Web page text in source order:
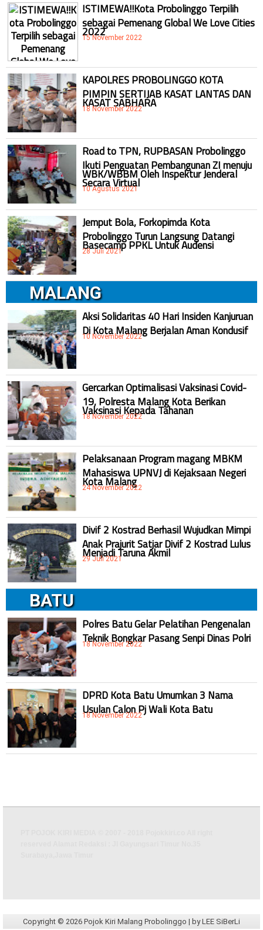
ISTIMEWA!!Kota Probolinggo Terpilih
sebagai Pemenang Global We Love Cities
2022
15 November 2022
KAPOLRES PROBOLINGGO KOTA
PIMPIN SERTIJAB KASAT LANTAS DAN
KASAT SABHARA
18 November 2022
Road to TPN, RUPBASAN Probolinggo
Ikuti Penguatan Pembangunan ZI menuju
WBK/WBBM Oleh Inspektur Jenderal
Secara Virtual
10 Agustus 2021
Jemput Bola, Forkopimda Kota
Probolinggo Turun Langsung Datangi
Basecamp PPKL Untuk Audensi
28 Juli 2021
MALANG
Aksi Solidaritas 40 Hari Insiden Kanjuruan
Di Kota Malang Berjalan Aman Kondusif
10 November 2022
Gercarkan Optimalisasi Vaksinasi Covid-
19, Polresta Malang Kota Berikan
Vaksinasi Kepada Tahanan
18 November 2022
Pelaksanaan Program magang MBKM
Mahasiswa UPNVJ di Kejaksaan Negeri
Kota Malang
24 November 2022
Divif 2 Kostrad Berhasil Wujudkan Mimpi
Anak Prajurit Satjar Divif 2 Kostrad Lulus
Menjadi Taruna Akmil
29 Juli 2021
BATU
Polres Batu Gelar Pelatihan Pengenalan
Teknik Bongkar Pasang Senpi Dinas Polri
18 November 2022
DPRD Kota Batu Umumkan 3 Nama
Usulan Calon Pj Wali Kota Batu
18 November 2022
Copyright © 2026 Pojok Kiri Malang Probolinggo | byLEE SiBerLi